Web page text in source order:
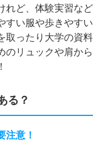
れど、体験実習など
すい服や歩きやすい
取ったり大学の資料
のリュックや肩から
る？
注意！